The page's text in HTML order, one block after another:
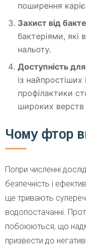
поширення
Захист від
бактеріями, які
нальоту.
Доступність для
із найпростіших
профілактики
широких верств
Чому фтор
Попри численні
безпечність і
ще тривають
водопостачанні.
побоюються, що
призвести до